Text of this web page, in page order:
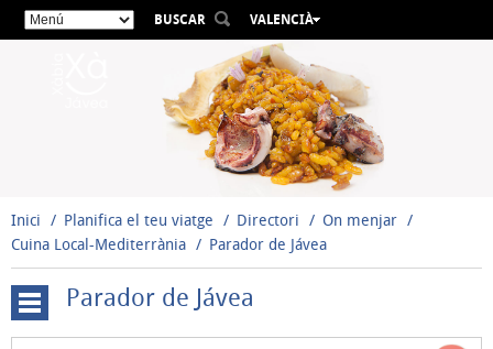
BUSCAR
VALENCIÀ
ESPAÑOL
ENGLISH
FRANÇAIS
DEUTSCH
РУССКИЙ
Inici Planifica el teu viatge Directori
On menjar
Cuina Local-Mediterrània
Parador de Jávea
Restaurants
Parador de Jávea